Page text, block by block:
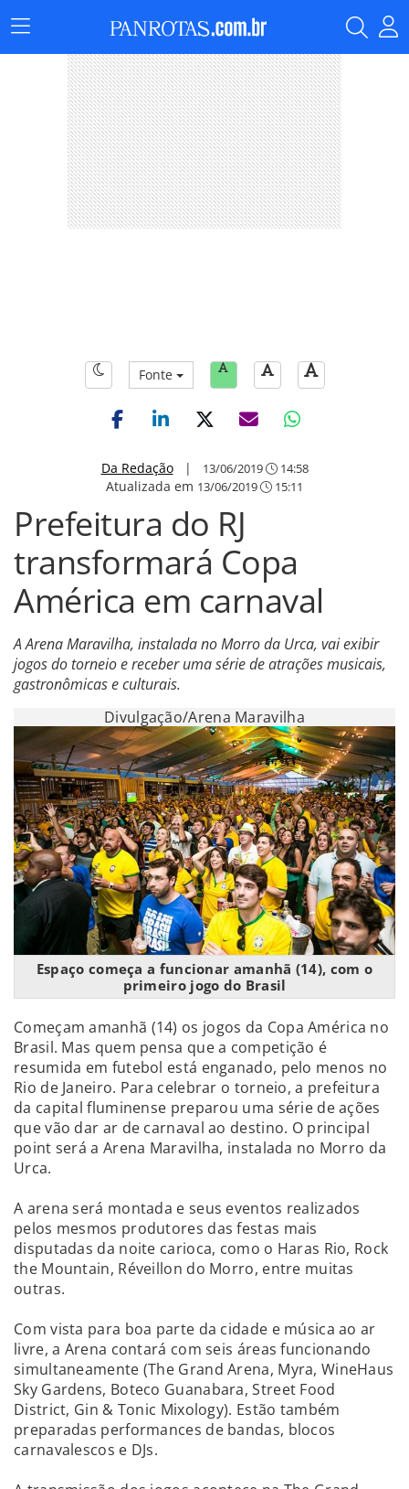
Menu
Principal
Fonte
Da Redação| 13/06/2019 14:58
Atualizada em 13/06/2019 15:11
Prefeitura do RJ
transformará Copa
América em carnaval
A Arena Maravilha, instalada no Morro da Urca, vai exibir
jogos do torneio e receber uma série de atrações musicais,
gastronômicas e culturais.
Divulgação/Arena Maravilha
Espaço começa a funcionar amanhã (14), com o
primeiro jogo do Brasil
Começam amanhã (14) os jogos da Copa América no
Brasil. Mas quem pensa que a competição é
resumida em futebol está enganado, pelo menos no
Rio de Janeiro. Para celebrar o torneio, a prefeitura
da capital fluminense preparou uma série de ações
que vão dar ar de carnaval ao destino. O principal
point será a Arena Maravilha, instalada no Morro da
Urca.
A arena será montada e seus eventos realizados
pelos mesmos produtores das festas mais
disputadas da noite carioca, como o Haras Rio, Rock
the Mountain, Réveillon do Morro, entre muitas
outras.
Com vista para boa parte da cidade e música ao ar
livre, a Arena contará com seis áreas funcionando
simultaneamente (The Grand Arena, Myra, WineHaus
Sky Gardens, Boteco Guanabara, Street Food
District, Gin & Tonic Mixology). Estão também
preparadas performances de bandas, blocos
carnavalescos e DJs.